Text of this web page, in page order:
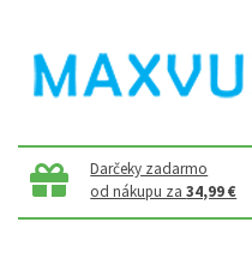
Darčeky zadarmo
od nákupu za34,99 €